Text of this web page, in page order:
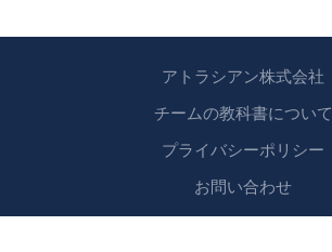
アトラシアン株式会社
チームの教科書について
プライバシーポリシー
お問い合わせ